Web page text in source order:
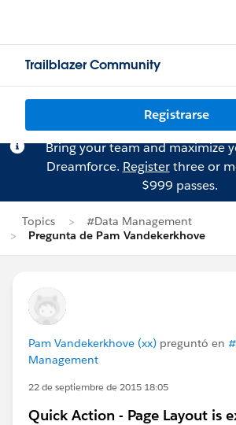
Trailblazer Community
Registrarse
Bring your team and maximize
Dreamforce. Registerthree or
$999 passes.
Topics
#Data Management
Pregunta de Pam Vandekerkhove
Pam Vandekerkhove (xx) preguntó en
Management
22 de septiembre de 2015 18:05
Quick Action - Page Layout is